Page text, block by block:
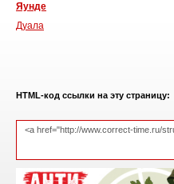
Яунде
Дуала
HTML-код ссылки на эту страницу: